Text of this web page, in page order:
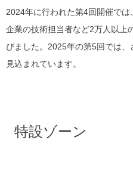
2024年に行われた第4回開催で
企業の技術担当者など2万人以上
びました。2025年の第5回では
見込まれています。
特設ゾーン